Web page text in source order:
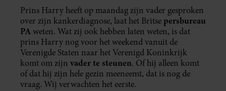
Prins Harry heeft op maandag zijn vader gesproken
over zijn kankerdiagnose, laat het Britse persbureau
PAweten. Wat zij ook hebben laten weten, is dat
prins Harry nog voor het weekend vanuit de
Verenigde Staten naar het Verenigd Koninkrijk
komt om zijn vader te steunen. Of hij alleen komt
of dat hij zijn hele gezin meeneemt, dat is nog de
vraag. Wij verwachten het eerste.